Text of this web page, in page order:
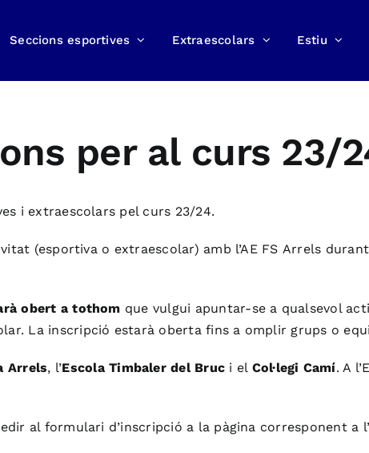
Seccions esportives Extraescolars Estiu
per al curs 23/
i extraescolars pel curs 23/24.
(esportiva o extraescolar) amb l’AE FS Arrels
obert a tothom que vulgui apuntar-se a qualsevol
La inscripció estarà oberta fins a omplir grups o
Arrels, l’Escola Timbaler del Bruc i el Col·legi Camí. A
al formulari d’inscripció a la pàgina corresponent a